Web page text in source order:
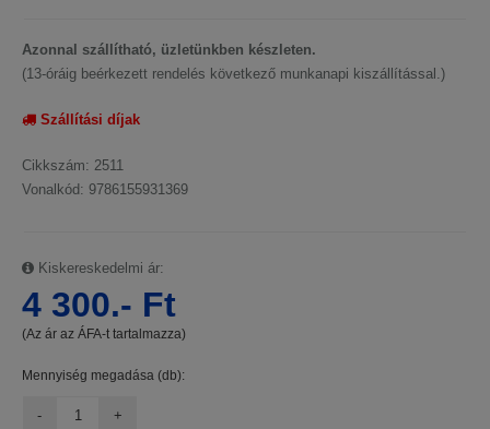
Azonnal szállítható, üzletünkben készleten.
(13-óráig beérkezett rendelés következő munkanapi kiszállítással.)
Szállítási díjak
Cikkszám: 2511
Vonalkód: 9786155931369
Kiskereskedelmi ár:
4 300.- Ft
(Az ár az ÁFA-t tartalmazza)
Mennyiség megadása (db):